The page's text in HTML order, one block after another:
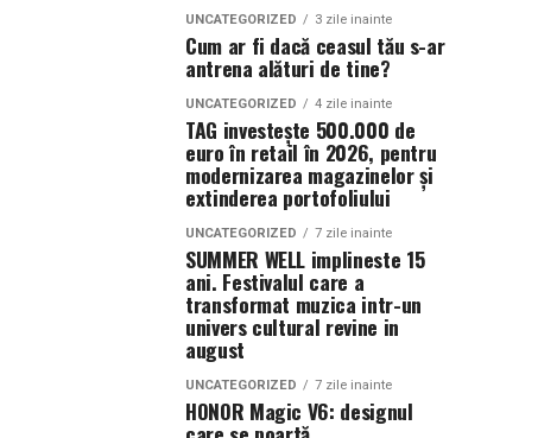
UNCATEGORIZED 3 zile inainte
Cum ar fi dacă ceasul tău s-ar
antrena alături de tine?
UNCATEGORIZED 4 zile inainte
TAG investește 500.000 de
euro în retail în 2026, pentru
modernizarea magazinelor și
extinderea portofoliului
UNCATEGORIZED 7 zile inainte
SUMMER WELL implineste 15
ani. Festivalul care a
transformat muzica intr-un
univers cultural revine in
august
UNCATEGORIZED 7 zile inainte
HONOR Magic V6: designul